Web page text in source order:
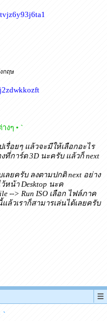
กฤษ
งๆ • `
รื่อยๆ แล้วจะมีให้เลือกอะไร
ที่การ์ด 3D นะครับ แล้วก็ next
ยครับ ลงตามปกติ next อย่าง
หน้า Desktop นะค
--> Run ISO เลือก ไฟล์ภาค
วเราก็สามารเล่นได้เลยครับ
`